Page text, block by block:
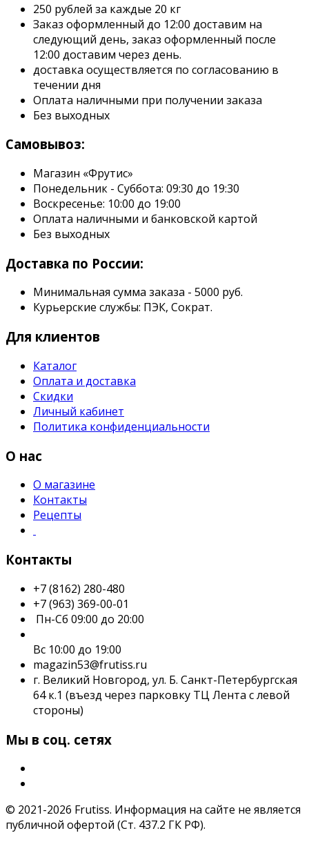
250 рублей за каждые 20 кг
Заказ оформленный до 12:00 доставим на
следующий день, заказ оформленный после
12:00 доставим через день.
доставка осуществляется по согласованию в
течении дня
Оплата наличными при получении заказа
Без выходных
Самовывоз:
Магазин «Фрутис»
Понедельник - Суббота: 09:30 до 19:30
Воскресенье: 10:00 до 19:00
Оплата наличными и банковской картой
Без выходных
Доставка по России:
Минимальная сумма заказа - 5000 руб.
Курьерские службы: ПЭК, Сократ.
Для клиентов
Каталог
Оплата и доставка
Скидки
Личный кабинет
Политика конфиденциальности
О нас
О магазине
Контакты
Рецепты
Контакты
+7 (8162) 280-480
+7 (963) 369-00-01
Пн-Сб 09:00 до 20:00
Вс 10:00 до 19:00
magazin53@frutiss.ru
г. Великий Новгород, ул. Б. Санкт-Петербургская
64 к.1 (въезд через парковку ТЦ Лента с левой
стороны)
Мы в соц. сетях
© 2021-2026 Frutiss. Информация на сайте не является
публичной офертой (Ст. 437.2 ГК РФ).